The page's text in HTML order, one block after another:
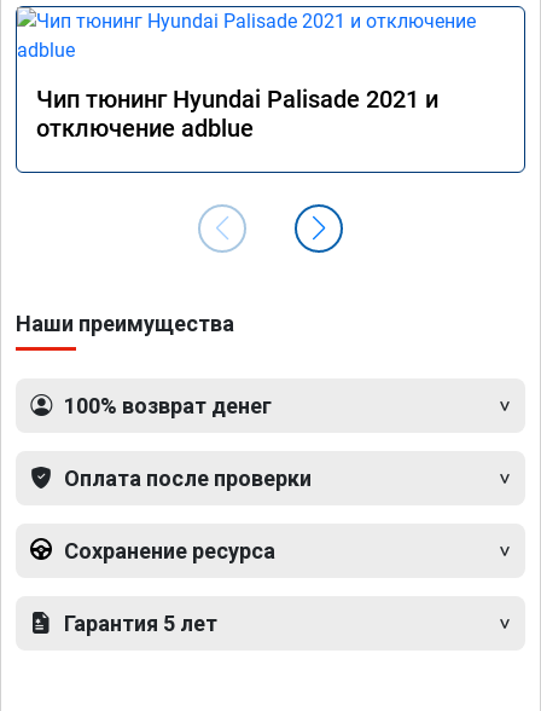
Чип тюнинг Hyundai Palisade 2021 и
отключение adblue
Наши преимущества
100% возврат денег
Оплата после проверки
Сохранение ресурса
Гарантия 5 лет